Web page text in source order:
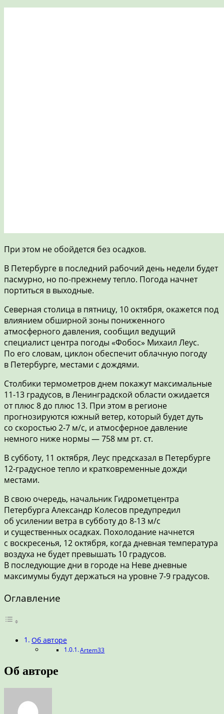
При этом не обойдется без осадков.
В Петербурге в последний рабочий день недели будет
пасмурно, но по-прежнему тепло. Погода начнет
портиться в выходные.
Северная столица в пятницу, 10 октября, окажется под
влиянием обширной зоны пониженного
атмосферного давления, сообщил ведущий
специалист центра погоды «Фобос» Михаил Леус.
По его словам, циклон обеспечит облачную погоду
в Петербурге, местами с дождями.
Столбики термометров днем покажут максимальные
11-13 градусов, в Ленинградской области ожидается
от плюс 8 до плюс 13. При этом в регионе
прогнозируются южный ветер, который будет дуть
со скоростью 2-7 м/с, и атмосферное давление
немного ниже нормы — 758 мм рт. ст.
В субботу, 11 октября, Леус предсказал в Петербурге
12-градусное тепло и кратковременные дожди
местами.
В свою очередь, начальник Гидрометцентра
Петербурга Александр Колесов предупредил
об усилении ветра в субботу до 8-13 м/с
и существенных осадках. Похолодание начнется
с воскресенья, 12 октября, когда дневная температура
воздуха не будет превышать 10 градусов.
В последующие дни в городе на Неве дневные
максимумы будут держаться на уровне 7-9 градусов.
Оглавление
Об авторе
Artem33
Об авторе